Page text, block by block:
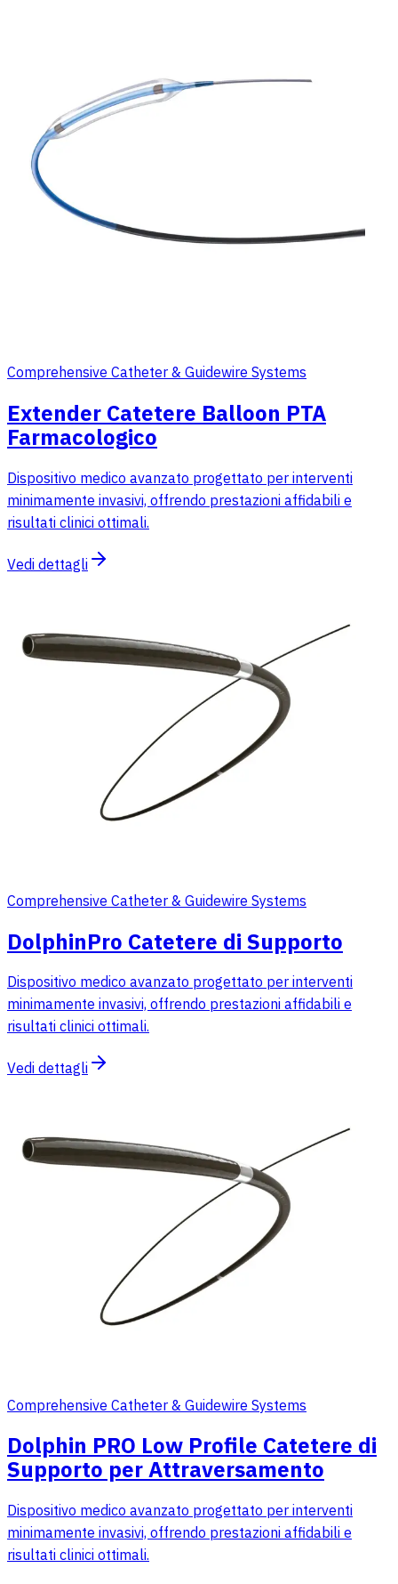
Comprehensive Catheter & Guidewire Systems
Extender Catetere Balloon PTA
Farmacologico
Dispositivo medico avanzato progettato per interventi
minimamente invasivi, offrendo prestazioni affidabili e
risultati clinici ottimali.
Vedi dettagli
Comprehensive Catheter & Guidewire Systems
DolphinPro Catetere di Supporto
Dispositivo medico avanzato progettato per interventi
minimamente invasivi, offrendo prestazioni affidabili e
risultati clinici ottimali.
Vedi dettagli
Comprehensive Catheter & Guidewire Systems
Dolphin PRO Low Profile Catetere di
Supporto per Attraversamento
Dispositivo medico avanzato progettato per interventi
minimamente invasivi, offrendo prestazioni affidabili e
risultati clinici ottimali.